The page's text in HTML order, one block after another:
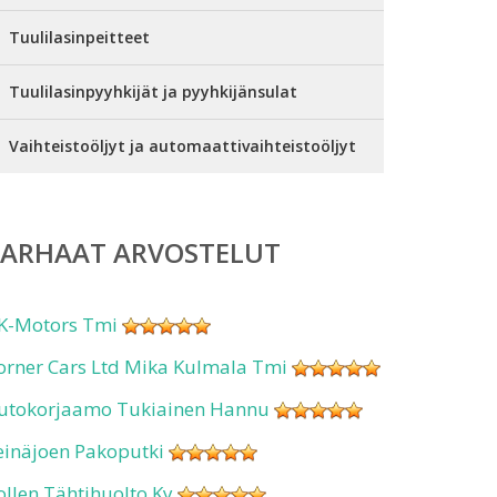
Tuulilasinpeitteet
Tuulilasinpyyhkijät ja pyyhkijänsulat
Vaihteistoöljyt ja automaattivaihteistoöljyt
ARVOSTELUT
Motors Tmi
Cars Ltd Mika Kulmala Tmi
Tukiainen Hannu
Pakoputki